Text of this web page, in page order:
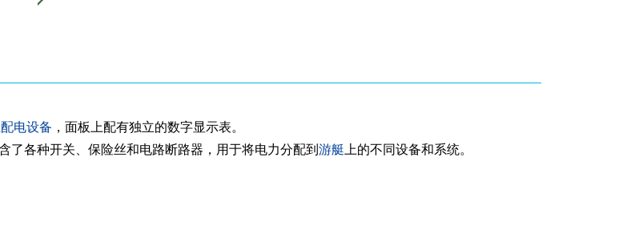
配电设备 ，面板上配有独立的数字显示表。
了各种开关、保险丝和电路断路器，用于将电力分配到 游艇 上的不同设备和系统。